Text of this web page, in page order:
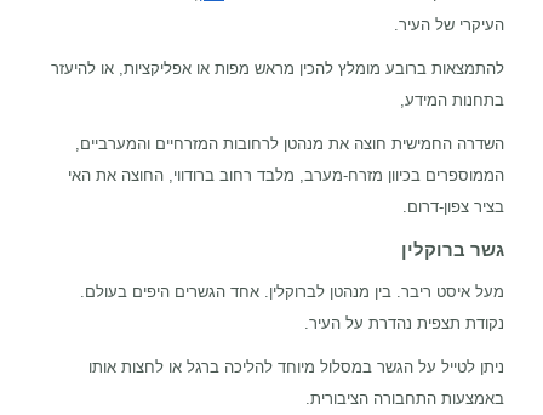
העיקרי של העיר.
להתמצאות ברובע מומלץ להכין מראש מפות או אפליקציות, או להיעזר
בתחנות המידע,
השדרה החמישית חוצה את מנהטן לרחובות המזרחיים והמערביים,
הממוספרים בכיוון מזרח-מערב, מלבד רחוב ברודווי, החוצה את האי
בציר צפון-דרום.
גשר ברוקלין
מעל איסט ריבר. בין מנהטן לברוקלין. אחד הגשרים היפים בעולם.
נקודת תצפית נהדרת על העיר.
ניתן לטייל על הגשר במסלול מיוחד להליכה ברגל או לחצות אותו
באמצעות התחבורה הציבורית.